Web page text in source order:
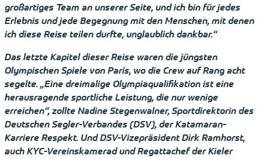
großartiges Team an unserer Seite, und ich bin für jedes
Erlebnis und jede Begegnung mit den Menschen, mit denen
ich diese Reise teilen durfte, unglaublich dankbar.“
Das letzte Kapitel dieser Reise waren die jüngsten
Olympischen Spiele von Paris, wo die Crew auf Rang acht
segelte. „Eine dreimalige Olympiaqualifikation ist eine
herausragende sportliche Leistung, die nur wenige
erreichen“, zollte Nadine Stegenwalner, Sportdirektorin des
Deutschen Segler-Verbandes (DSV), der Katamaran-
Karriere Respekt. Und DSV-Vizepräsident Dirk Ramhorst,
auch KYC-Vereinskamerad und Regattachef der Kieler